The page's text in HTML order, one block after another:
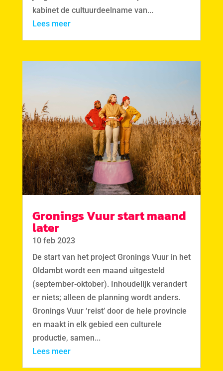
kabinet de cultuurdeelname van...
Lees meer
Gronings Vuur start maand
later
10 feb 2023
De start van het project Gronings Vuur in het
Oldambt wordt een maand uitgesteld
(september-oktober). Inhoudelijk verandert
er niets; alleen de planning wordt anders.
Gronings Vuur ‘reist’ door de hele provincie
en maakt in elk gebied een culturele
productie, samen...
Lees meer